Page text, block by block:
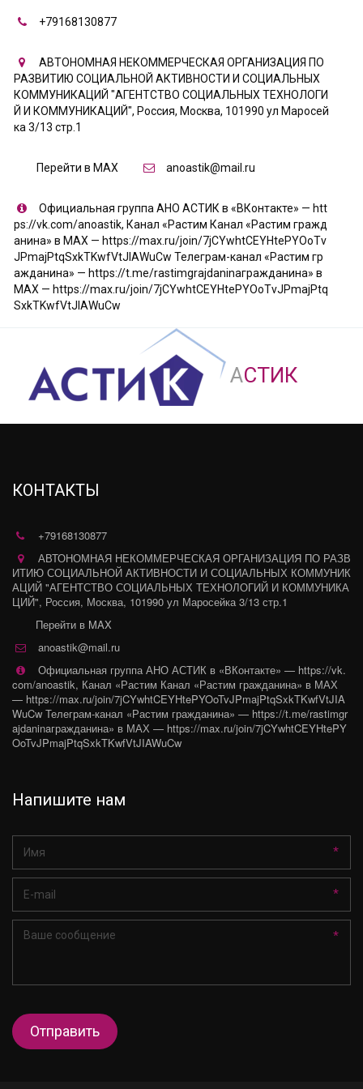
+79168130877
АВТОНОМНАЯ НЕКОММЕРЧЕСКАЯ ОРГАНИЗАЦИЯ ПО
РАЗВИТИЮ СОЦИАЛЬНОЙ АКТИВНОСТИ И СОЦИАЛЬНЫХ
КОММУНИКАЦИЙ "АГЕНТСТВО СОЦИАЛЬНЫХ ТЕХНОЛОГИ
Й И КОММУНИКАЦИЙ", Россия, Москва, 101990 ул Маросей
ка 3/13 стр.1
Перейти в MAX anoastik@mail.ru
Официальная группа АНО АСТИК в «ВКонтакте» — htt
ps://vk.com/anoastik, Канал «Растим Канал «Растим гражд
анина» в МАХ — https://max.ru/join/7jCYwhtCEYHtePYOoTv
JPmajPtqSxkTKwfVtJIAWuCw Телеграм-канал «Растим гр
ажданина» — https://t.me/rastimgrajdaninaгражданина» в
МАХ — https://max.ru/join/7jCYwhtCEYHtePYOoTvJPmajPtq
SxkTKwfVtJIAWuCw
АСТИК
КОНТАКТЫ
+79168130877
АВТОНОМНАЯ НЕКОММЕРЧЕСКАЯ ОРГАНИЗАЦИЯ ПО РАЗВ
ИТИЮ СОЦИАЛЬНОЙ АКТИВНОСТИ И СОЦИАЛЬНЫХ КОММУНИК
АЦИЙ "АГЕНТСТВО СОЦИАЛЬНЫХ ТЕХНОЛОГИЙ И КОММУНИКА
ЦИЙ", Россия, Москва, 101990 ул Маросейка 3/13 стр.1
Перейти в MAX
anoastik@mail.ru
Официальная группа АНО АСТИК в «ВКонтакте» — https://vk.
com/anoastik, Канал «Растим Канал «Растим гражданина» в МАХ
— https://max.ru/join/7jCYwhtCEYHtePYOoTvJPmajPtqSxkTKwfVtJIA
WuCw Телеграм-канал «Растим гражданина» — https://t.me/rastimgr
ajdaninaгражданина» в МАХ — https://max.ru/join/7jCYwhtCEYHtePY
OoTvJPmajPtqSxkTKwfVtJIAWuCw
Напишите нам
*
*
*
Отправить